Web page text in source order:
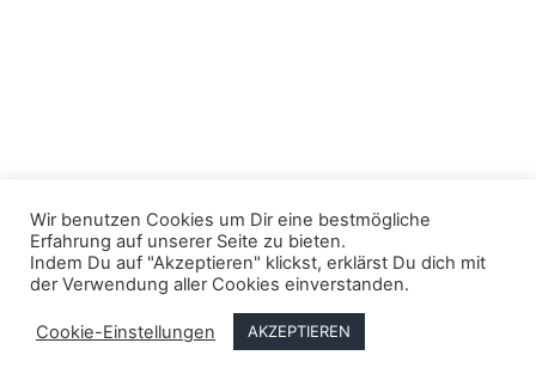
Wir benutzen Cookies um Dir eine bestmögliche
Erfahrung auf unserer Seite zu bieten.
Indem Du auf "Akzeptieren" klickst, erklärst Du dich mit
der Verwendung aller Cookies einverstanden.
Cookie-Einstellungen AKZEPTIEREN